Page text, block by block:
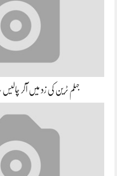
جہلم ٹرین کی زد میں آکر